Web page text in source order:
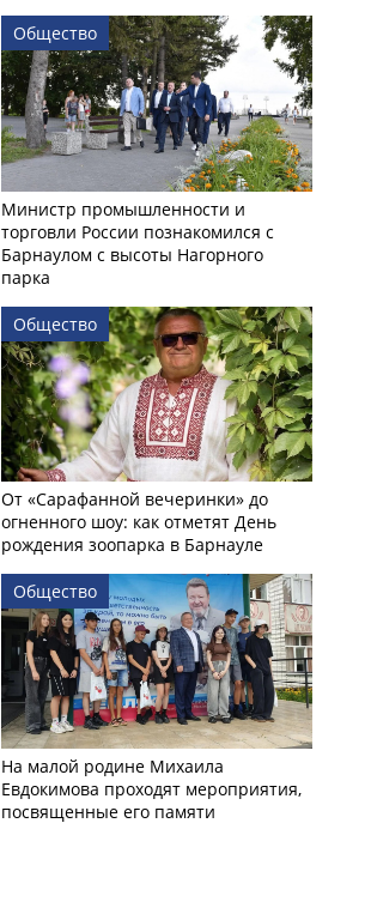
Общество
Министр промышленности и
торговли России познакомился с
Барнаулом с высоты Нагорного
парка
Общество
От «Сарафанной вечеринки» до
огненного шоу: как отметят День
рождения зоопарка в Барнауле
Общество
На малой родине Михаила
Евдокимова проходят мероприятия,
посвященные его памяти